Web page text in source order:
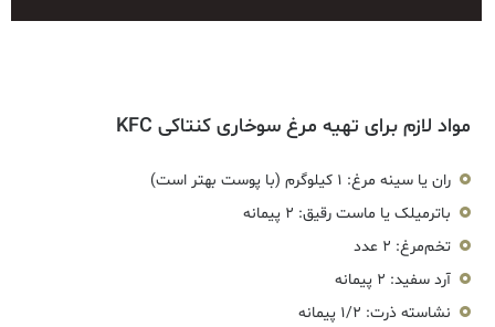
مواد لازم برای تهیه مرغ سوخاری کنتاکی KFC
ران یا سینه مرغ:
باترمیلک یا ماست رقیق:
تخم‌مرغ:
آرد سفید:
نشاسته ذرت: